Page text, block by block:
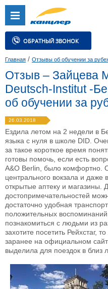
ОБРАТНЫЙ ЗВОНОК
Главная / Отзывы об обучении за
Отзыв – Зайцева
Deutsch-Institut -
об обучении за
26.03.2018
Ездила летом на 2 недели в
языка с нуля в школе DID.
за такое короткое время
готовы помочь, если есть
A&O Berlin, было комфортно.
центрального вокзала и даже
открытые аптеку и магазины.
достопримечательностей
достаточно удобная
положительных
познакомиться с людьми из
захотите посетить Рейхстаг,
заранее на официальном
выделила для поездок в близ